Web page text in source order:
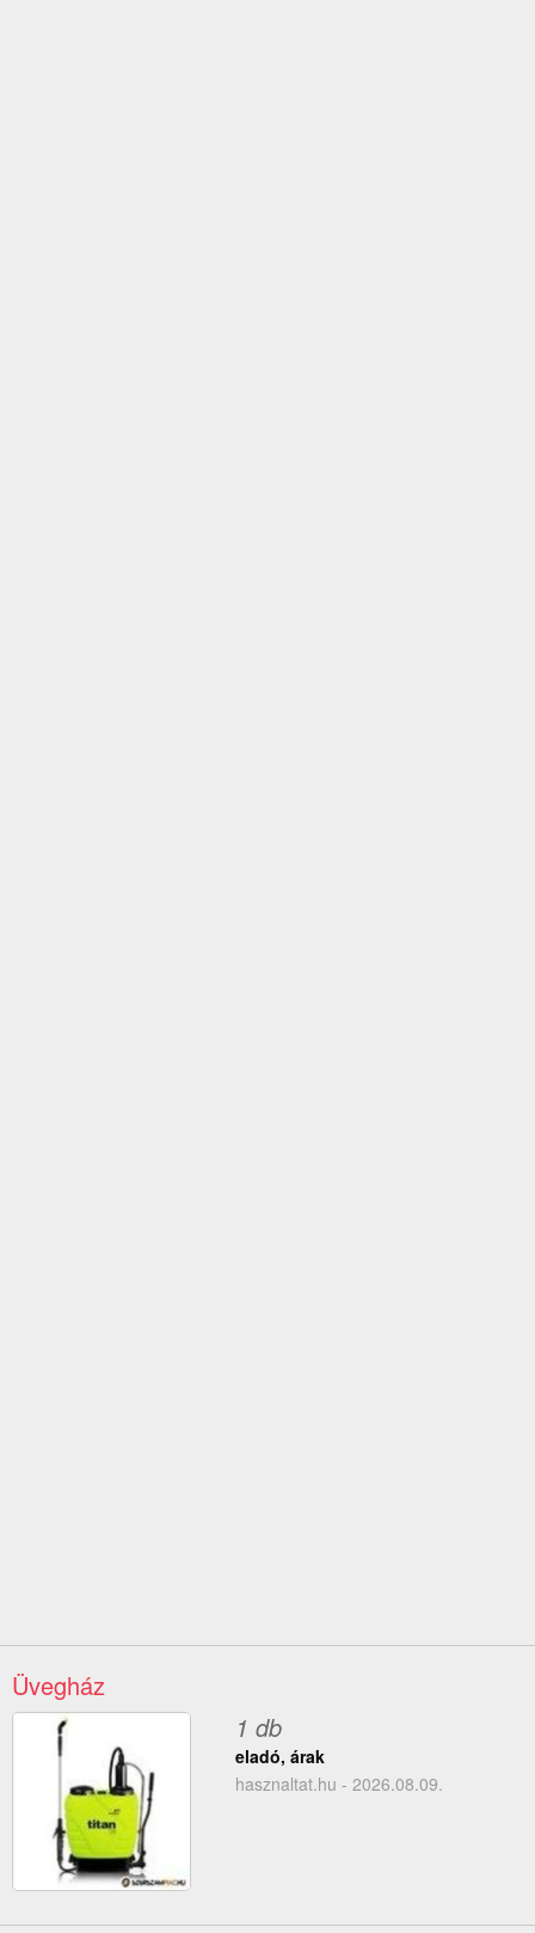
Üvegház
1 db
eladó, árak
hasznaltat.hu - 2026.08.09.